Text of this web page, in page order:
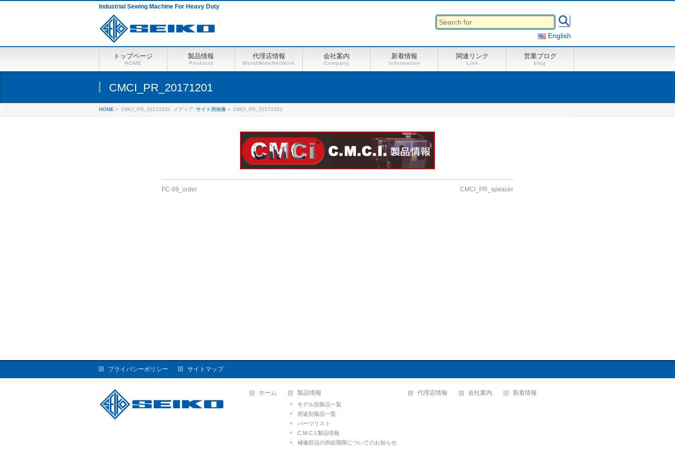
Industrial Sewing Machine For Heavy Duty
English
トップページ
HOME
製品情報
Products
代理店情報
WorldWideNetWork
会社案内
Company
新着情報
Information
関連リンク
Link
営業ブログ
blog
CMCI_PR_20171201
HOME » CMCI_PR_20171201 メディア サイト用画像 » CMCI_PR_20171201
FC-99_order CMCI_PR_speacer
プライバシーポリシー サイトマップ
ホーム 製品情報
モデル別製品一覧
用途別製品一覧
パーツリスト
C.M.C.I.製品情報
補修部品の供給期限についてのお知らせ
代理店情報 会社案内 新着情報